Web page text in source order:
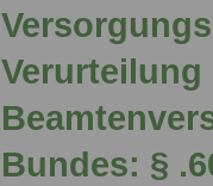
Verurteilung
Bundes: §